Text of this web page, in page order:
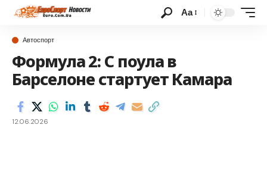
Аа
Автоспорт
Формула 2: С поула в
Барселоне стартует Камара
12.06.2026